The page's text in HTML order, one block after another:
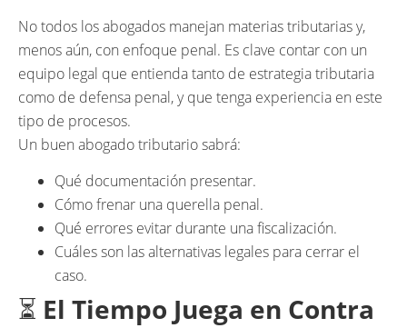
No todos los abogados manejan materias tributarias y,
menos aún, con enfoque penal. Es clave contar con un
equipo legal que entienda tanto de estrategia tributaria
como de defensa penal, y que tenga experiencia en este
tipo de procesos.
Un buen abogado tributario sabrá:
Qué documentación presentar.
Cómo frenar una querella penal.
Qué errores evitar durante una fiscalización.
Cuáles son las alternativas legales para cerrar el
caso.
⏳ El Tiempo Juega en Contra